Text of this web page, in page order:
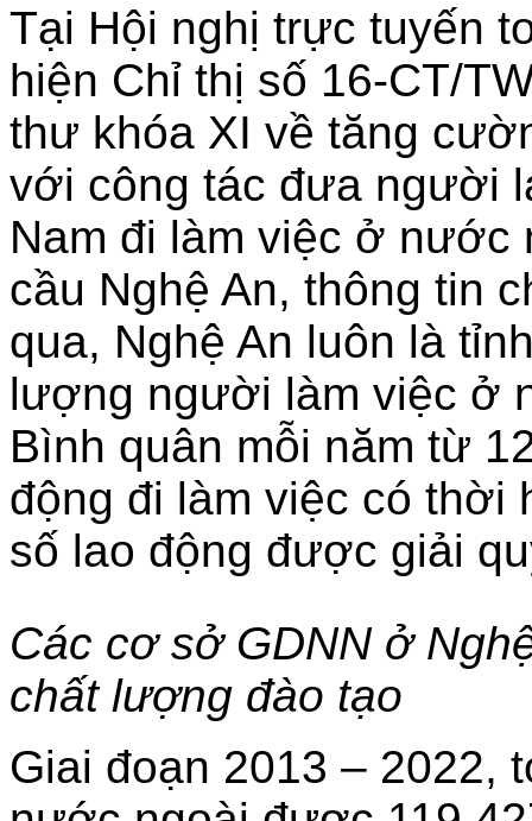
Tại Hội nghị trực tuyến
hiện Chỉ thị số 16-CT/
thư khóa XI về tăng
với công tác đưa người
Nam đi làm việc ở nước
cầu Nghệ An, thông tin
qua, Nghệ An luôn là
lượng người làm việc ở
Bình quân mỗi năm từ
động đi làm việc có thời
số lao động được giải
Các cơ sở GDNN ở
chất lượng đào tạo
Giai đoạn 2013 – 2022,